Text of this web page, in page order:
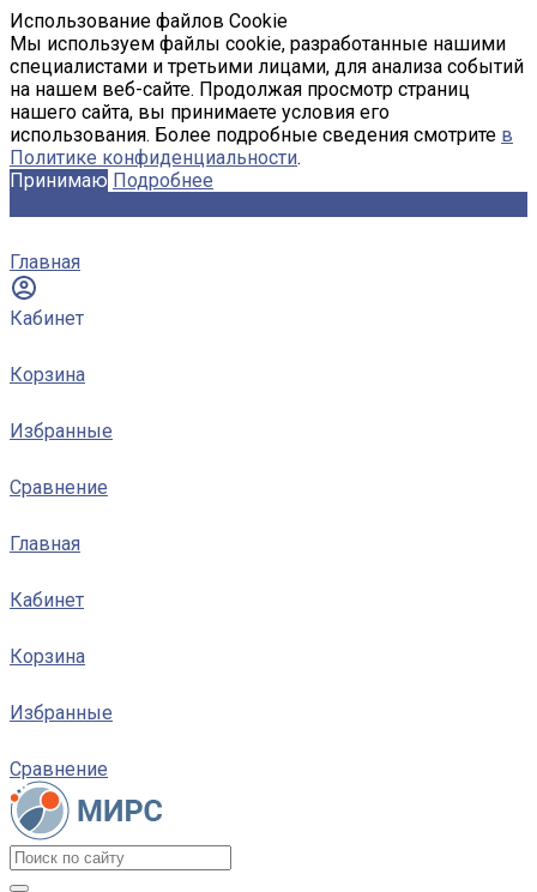
Использование файлов Cookie
Мы используем файлы cookie, разработанные нашими
специалистами и третьими лицами, для анализа событий
на нашем веб-сайте. Продолжая просмотр страниц
нашего сайта, вы принимаете условия его
использования. Более подробные сведения смотрите в
Политике конфиденциальности.
Принимаю Подробнее
Главная
Кабинет
Корзина
Избранные
Сравнение
Главная
Кабинет
Корзина
Избранные
Сравнение